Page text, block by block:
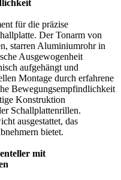
für die präzise
Der Tonarm von
starren Aluminiumrohr in
Ausgewogenheit
aufgehängt und
Montage durch erfahrene
Bewegungsempfindlichkeit
Konstruktion
Schallplattenrillen.
ausgestattet, das
bietet.
mit